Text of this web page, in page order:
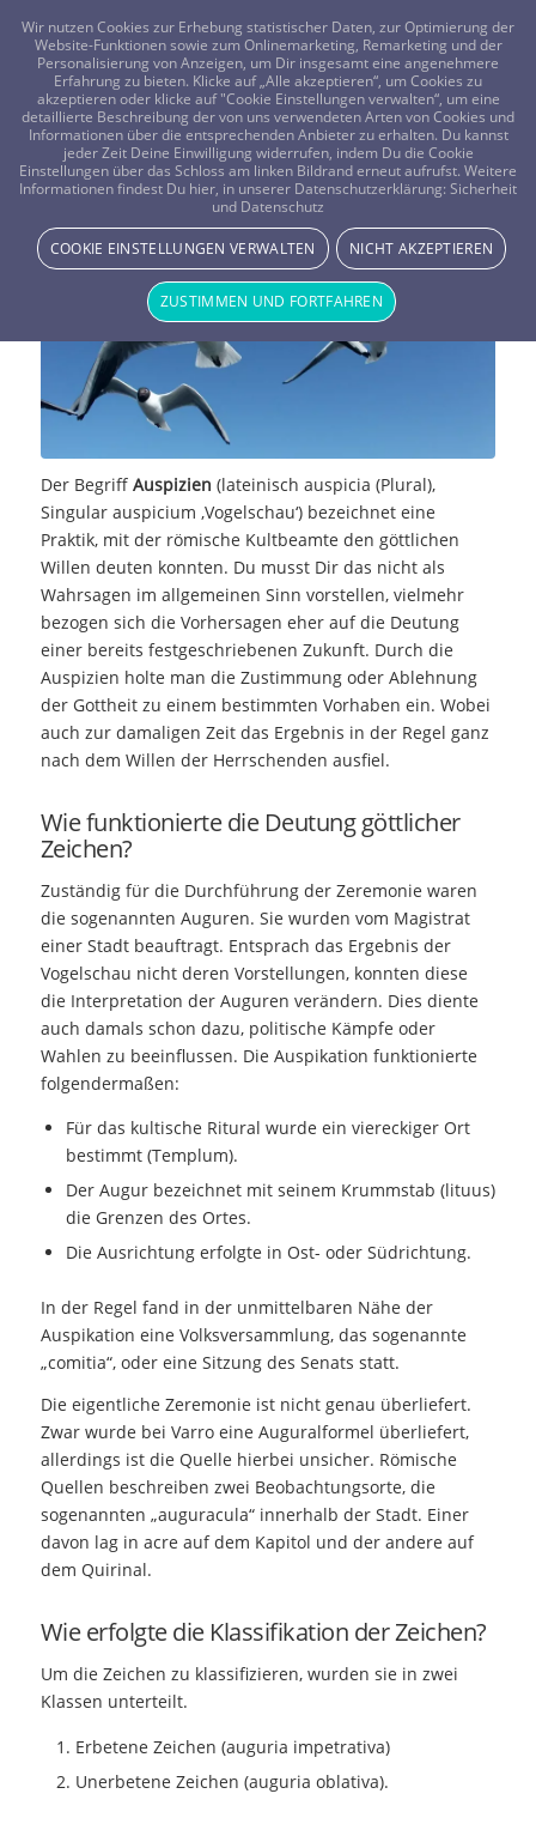
FRAGEN? KOSTENLOS ANRUFEN: 0800-8478266
Auspizien – die Vogelschau
Der Begriff Auspizien (lateinisch auspicia (Plural),
Singular auspicium ‚Vogelschau‘) bezeichnet eine
Praktik, mit der römische Kultbeamte den göttlichen
Willen deuten konnten. Du musst Dir das nicht als
Wahrsagen im allgemeinen Sinn vorstellen, vielmehr
bezogen sich die Vorhersagen eher auf die Deutung
einer bereits festgeschriebenen Zukunft. Durch die
Auspizien holte man die Zustimmung oder Ablehnung
der Gottheit zu einem bestimmten Vorhaben ein. Wobei
auch zur damaligen Zeit das Ergebnis in der Regel ganz
nach dem Willen der Herrschenden ausfiel.
Wie funktionierte die Deutung göttlicher
Zeichen?
Zuständig für die Durchführung der Zeremonie waren
die sogenannten Auguren. Sie wurden vom Magistrat
einer Stadt beauftragt. Entsprach das Ergebnis der
Vogelschau nicht deren Vorstellungen, konnten diese
die Interpretation der Auguren verändern. Dies diente
auch damals schon dazu, politische Kämpfe oder
Wahlen zu beeinflussen. Die Auspikation funktionierte
folgendermaßen:
Für das kultische Ritural wurde ein viereckiger Ort
bestimmt (Templum).
Der Augur bezeichnet mit seinem Krummstab (lituus)
die Grenzen des Ortes.
Die Ausrichtung erfolgte in Ost- oder Südrichtung.
In der Regel fand in der unmittelbaren Nähe der
Auspikation eine Volksversammlung, das sogenannte
„comitia“, oder eine Sitzung des Senats statt.
Die eigentliche Zeremonie ist nicht genau überliefert.
Zwar wurde bei Varro eine Auguralformel überliefert,
allerdings ist die Quelle hierbei unsicher. Römische
Quellen beschreiben zwei Beobachtungsorte, die
sogenannten „auguracula“ innerhalb der Stadt. Einer
davon lag in acre auf dem Kapitol und der andere auf
dem Quirinal.
Wie erfolgte die Klassifikation der Zeichen?
Um die Zeichen zu klassifizieren, wurden sie in zwei
Klassen unterteilt.
Erbetene Zeichen (auguria impetrativa)
Unerbetene Zeichen (auguria oblativa).
Wir nutzen Cookies zur Erhebung statistischer Daten, zur Optimierung der
Website-Funktionen sowie zum Onlinemarketing, Remarketing und der
Personalisierung von Anzeigen, um Dir insgesamt eine angenehmere
Erfahrung zu bieten. Klicke auf „Alle akzeptieren“, um Cookies zu
akzeptieren oder klicke auf "Cookie Einstellungen verwalten“, um eine
detaillierte Beschreibung der von uns verwendeten Arten von Cookies und
Informationen über die entsprechenden Anbieter zu erhalten. Du kannst
jeder Zeit Deine Einwilligung widerrufen, indem Du die Cookie
Einstellungen über das Schloss am linken Bildrand erneut aufrufst. Weitere
Informationen findest Du hier, in unserer Datenschutzerklärung: Sicherheit
und Datenschutz
COOKIE EINSTELLUNGEN VERWALTEN NICHT AKZEPTIEREN
ZUSTIMMEN UND FORTFAHREN